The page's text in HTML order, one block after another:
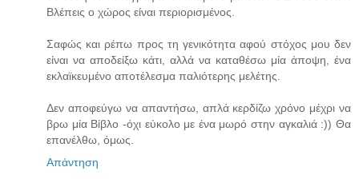
Βλέπεις ο χώρος είναι περιορισμένος.
Σαφώς και ρέπω προς τη γενικότητα αφού στόχος μου δεν
είναι να αποδείξω κάτι, αλλά να καταθέσω μία άποψη, ένα
εκλαϊκευμένο αποτέλεσμα παλιότερης μελέτης.
Δεν αποφεύγω να απαντήσω, απλά κερδίζω χρόνο μέχρι να
βρω μία Βίβλο -όχι εύκολο με ένα μωρό στην αγκαλιά :)) Θα
επανέλθω, όμως.
Απάντηση